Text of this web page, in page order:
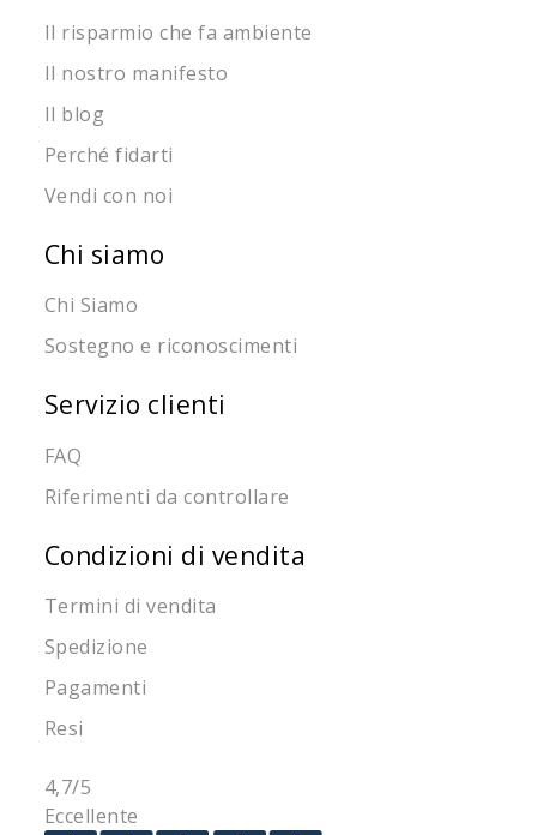
Il risparmio che fa ambiente
Il nostro manifesto
Il blog
Perché fidarti
Vendi con noi
Chi siamo
Chi Siamo
Sostegno e riconoscimenti
Servizio clienti
FAQ
Riferimenti da controllare
Condizioni di vendita
Termini di vendita
Spedizione
Pagamenti
Resi
4,7/5
Eccellente